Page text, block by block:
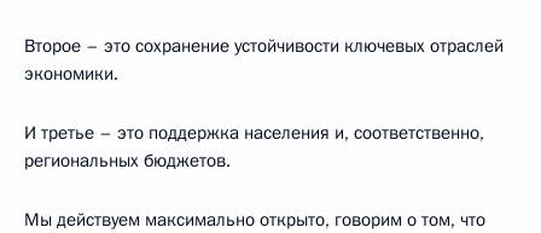
Второе – это сохранение устойчивости ключевых отраслей
экономики.
И третье – это поддержка населения и, соответственно,
региональных бюджетов.
Мы действуем максимально открыто, говорим о том, что